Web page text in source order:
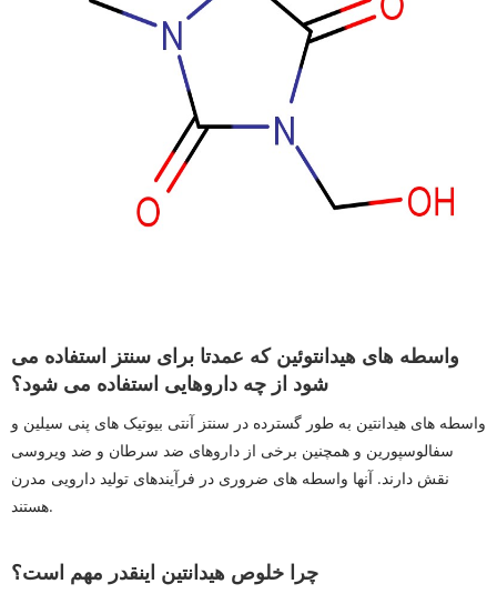
واسطه های هیدانتوئین که عمدتا برای سنتز استفاده می
شود از چه داروهایی استفاده می شود؟
واسطه های هیدانتین به طور گسترده در سنتز آنتی بیوتیک های پنی سیلین و
سفالوسپورین و همچنین برخی از داروهای ضد سرطان و ضد ویروسی
نقش دارند. آنها واسطه های ضروری در فرآیندهای تولید دارویی مدرن
هستند.
چرا خلوص هیدانتین اینقدر مهم است؟